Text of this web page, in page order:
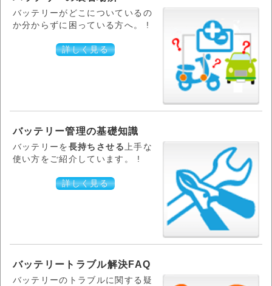
バッテリーがどこについているの
か分からずに困っている方へ。 !
詳しく見る
バッテリー管理の基礎知識
バッテリーを 長持ちさせる 上手な
使い方をご紹介しています。 !
詳しく見る
バッテリートラブル解決FAQ
バッテリーのトラブルに関する疑